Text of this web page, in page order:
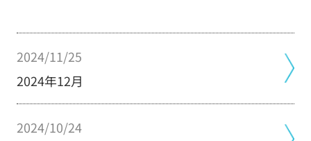
2024/11/25
2024年12月
2024/10/24